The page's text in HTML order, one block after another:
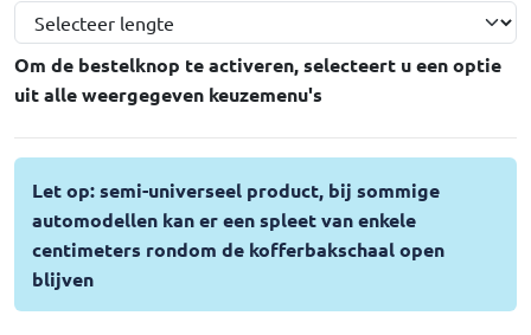
Om de bestelknop te activeren, selecteert u een optie
uit alle weergegeven keuzemenu's
Let op: semi-universeel product, bij sommige
automodellen kan er een spleet van enkele
centimeters rondom de kofferbakschaal open
blijven